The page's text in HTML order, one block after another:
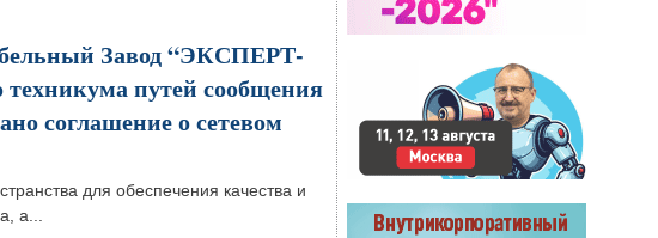
Завод “ЭКСПЕРТ-
путей сообщения
соглашение о сетевом
для обеспечения качества и
а...